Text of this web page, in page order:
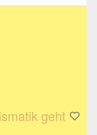
geht